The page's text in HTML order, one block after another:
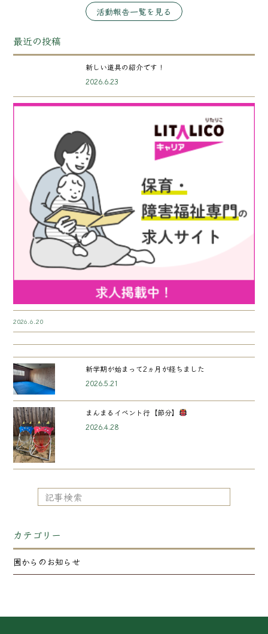
活動報告一覧を見る
カテゴリー
園からのお知らせ
最近の投稿
新しい道具の紹介です！
2026.6.23
2026.6.20
新学期が始まって2ヵ月が経ちました
2026.5.21
まんまるイベント行【節分】
2026.4.28